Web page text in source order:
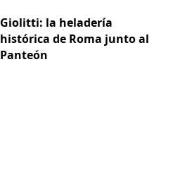
Giolitti: la heladería
histórica de Roma junto al
Panteón